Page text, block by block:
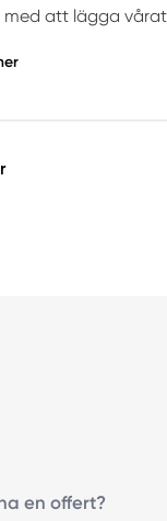
att lägga
en offert?